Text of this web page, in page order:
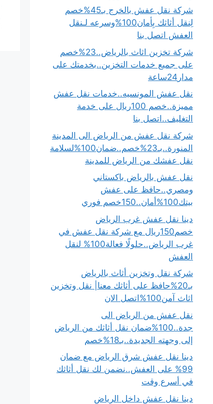
شركة نقل عفش بالخرج بـ45%خصم
لِنقل أثاثك بِأمان100%وسرعه لـنقل
العفش اتصل بنا
شركة تخزين اثاث بالرياض..23%خصم
على جميع خدمات التخزين..بخدمتك على
مدار24ساعة
نقل عفش المونسيه..خدمات نقل عفش
مميزة..خصم 100ريال على خدمة
التغليف..اتصل بنا
شركة نقل عفش من الرياض الى المدينة
المنورة..بـ23%خصم..ضمان100%لسلامة
نقل عفشك من الرياض للمدينة
نقل عفش بالرياض باكستاني
ومصري..حافظ على عفش
بيتك100%أمان..150خصم فوري
دينا نقل عفش غرب الرياض
خصم150ريال مع شركة نقل عفش في
غرب الرياض..حلولًا فعالة100% لنقل
العفش
شركة نقل وتخزين أثاث بالرياض
بـ20%حافظ على أثاثك معنا| نقل وتخزين
اثاث آمن100%اتصل الان
نقل عفش من الرياض الى
جدة..100%ضمان نقل أثاثك من الرياض
إلى وجهته الجديدة..بـ18%خصم
دينا نقل عفش شرق الرياض مع ضمان
99% على العفش..نضمن لك نقل أثاثك
في أسرع وقت
دينا نقل عفش داخل الرياض